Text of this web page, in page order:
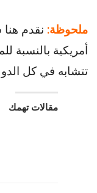
ملحوظة: نقدم
أمريكية بالنسبة
تتشابه في كل
مقالات تهمك